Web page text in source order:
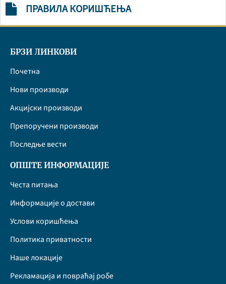
ПРАВИЛА КОРИШЋЕЊА
БРЗИ ЛИНКОВИ
Почетна
Нови производи
Акцијски производи
Препоручени производи
Последње вести
ОПШТЕ ИНФОРМАЦИЈЕ
Честа питања
Информације о достави
Услови коришћења
Политика приватности
Наше локације
Рекламација и повраћај робе